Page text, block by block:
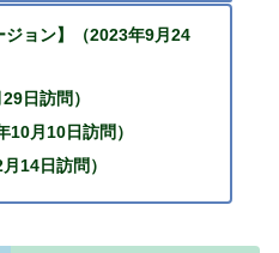
ジョン】（2023年9月24
日訪問）
月10日訪問）
14日訪問）